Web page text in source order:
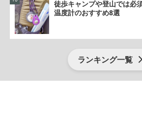
徒歩キャンプや登山では必
温度計のおすすめ8選
ランキング一覧